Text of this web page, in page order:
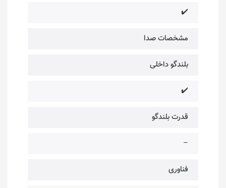
✔️
مشخصات صدا
بلندگو داخلی
✔️
قدرت بلندگو
–
فناوری‌